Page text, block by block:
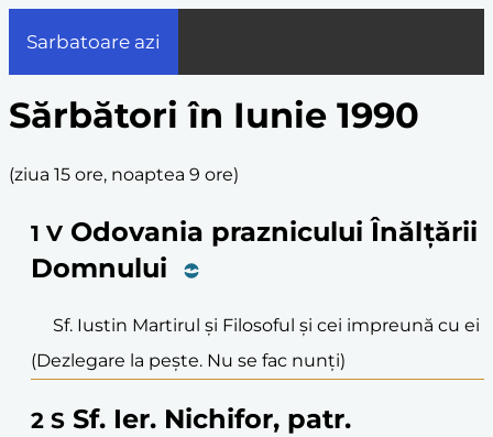
Sarbatoare azi
Sărbători în Iunie 1990
(ziua 15 ore, noaptea 9 ore)
1 V Odovania praznicului Înălțării
Domnului
Sf. Iustin Martirul și Filosoful și cei impreună cu ei
(Dezlegare la pește. Nu se fac nunți)
2 S Sf. Ier. Nichifor, patr.